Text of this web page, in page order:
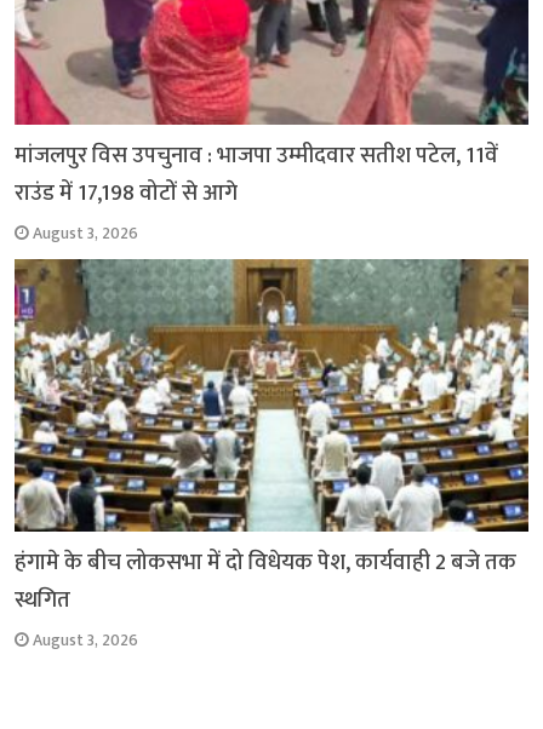
मांजलपुर विस उपचुनाव : भाजपा उम्मीदवार सतीश पटेल, 11वें
राउंड में 17,198 वोटों से आगे
August 3, 2026
हंगामे के बीच लोकसभा में दो विधेयक पेश, कार्यवाही 2 बजे तक
स्थगित
August 3, 2026